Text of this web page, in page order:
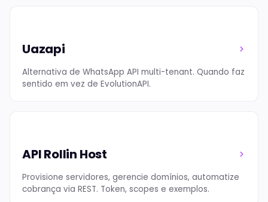
Uazapi
Alternativa de WhatsApp API multi-tenant. Quando faz
sentido em vez de EvolutionAPI.
API Rollin Host
Provisione servidores, gerencie domínios, automatize
cobrança via REST. Token, scopes e exemplos.